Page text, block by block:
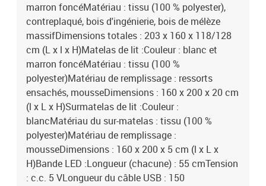
marron foncéMatériau : tissu (100 % polyester),
contreplaqué, bois d'ingénierie, bois de mélèze
massifDimensions totales : 203 x 160 x 118/128
cm (L x l x H)Matelas de lit :Couleur : blanc et
marron foncéMatériau : tissu (100 %
polyester)Matériau de remplissage : ressorts
ensachés, mousseDimensions : 160 x 200 x 20 cm
(l x L x H)Surmatelas de lit :Couleur :
blancMatériau du sur-matelas : tissu (100 %
polyester)Matériau de remplissage :
mousseDimensions : 160 x 200 x 5 cm (l x L x
H)Bande LED :Longueur (chacune) : 55 cmTension
: c.c. 5 VLongueur du câble USB : 150